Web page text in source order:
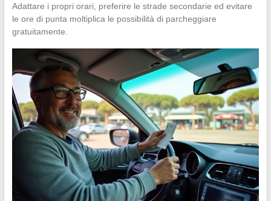
Adattare i propri orari, preferire le strade secondarie ed evitare
le ore di punta moltiplica le possibilità di parcheggiare
gratuitamente.